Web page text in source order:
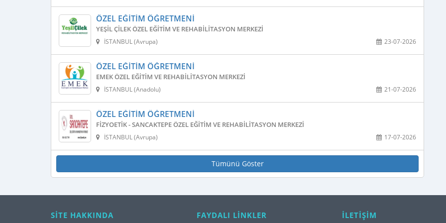
ÖZEL EĞITIM ÖĞRETMENI
YEŞIL ÇILEK ÖZEL EĞITIM VE REHABILITASYON MERKEZI
23-07-2026
İSTANBUL (Avrupa)
ÖZEL EĞITIM ÖĞRETMENI
EMEK ÖZEL EĞITIM VE REHABILITASYON MERKEZI
21-07-2026
İSTANBUL (Anadolu)
ÖZEL EĞITIM ÖĞRETMENI
FIZYOETIK - SANCAKTEPE ÖZEL EĞITIM VE REHABILITASYON MERKEZI
17-07-2026
İSTANBUL (Avrupa)
Tümünü Göster
SİTE HAKKINDA FAYDALI LİNKLER İLETİŞİM